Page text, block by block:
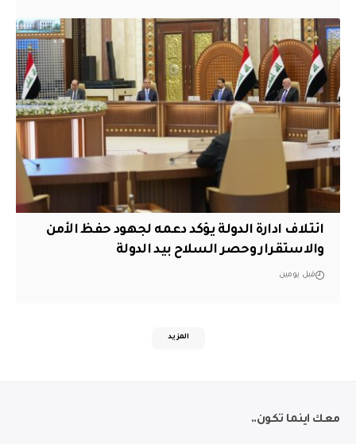
ائتلاف ادارة الدولة يؤكد دعمه لجهود حفظ الأمن
والاستقرار وحصر السلاح بيد الدولة
قبل يومين
المزيد
معك اينما تكون..